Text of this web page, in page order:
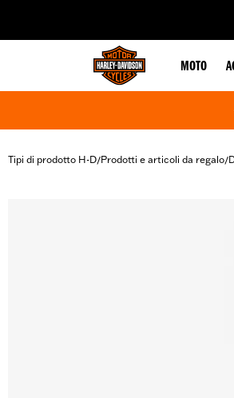
MOTO
Tipi di prodotto H-D/Prodotti e articoli da regalo/